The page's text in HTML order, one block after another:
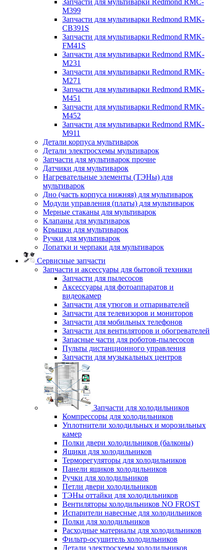
Запчасти для мультиварки Redmond RMC-
M399
Запчасти для мультиварки Redmond RMK-
CB391S
Запчасти для мультиварки Redmond RMK-
FM41S
Запчасти для мультиварки Redmond RMK-
M231
Запчасти для мультиварки Redmond RMK-
M271
Запчасти для мультиварки Redmond RMK-
M451
Запчасти для мультиварки Redmond RMK-
M452
Запчасти для мультиварки Redmond RMK-
M911
Детали корпуса мультиварок
Детали электросхемы мультиварок
Запчасти для мультиварок прочие
Датчики для мультиварок
Нагревательные элементы (ТЭНы) для
мультиварок
Дно (часть корпуса нижняя) для мультиварок
Модули управления (платы) для мультиварок
Мерные стаканы для мультиварок
Клапаны для мультиварок
Крышки для мультиварок
Ручки для мультиварок
Лопатки и черпаки для мультиварок
Сервисные запчасти
Запчасти и аксессуары для бытовой техники
Запчасти для пылесосов
Аксессуары для фотоаппаратов и
видеокамер
Запчасти для утюгов и отпаривателей
Запчасти для телевизоров и мониторов
Запчасти для мобильных телефонов
Запчасти для вентиляторов и обогревателей
Запасные части для роботов-пылесосов
Пульты дистанционного управления
Запчасти для музыкальных центров
Запчасти для холодильников
Компрессоры для холодильников
Уплотнители холодильных и морозильных
камер
Полки двери холодильников (балконы)
Ящики для холодильников
Терморегуляторы для холодильников
Панели ящиков холодильников
Ручки для холодильников
Петли двери холодильников
ТЭНы оттайки для холодильников
Вентиляторы холодильников NO FROST
Испарители навесные для холодильников
Полки для холодильников
Расходные материалы для холодильников
Фильтр-осушитель холодильников
Детали электросхемы холодильников